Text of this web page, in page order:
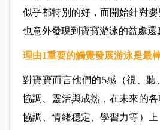
似乎都特別的好，而開始針對嬰
也意外發現到寶寶游泳的益處還
理由1重要的觸覺發展游泳是最
對寶寶而言他們的5感（視、聽
協調、靈活與成熟，在未來的
協調、情緒穩定、學習力等）